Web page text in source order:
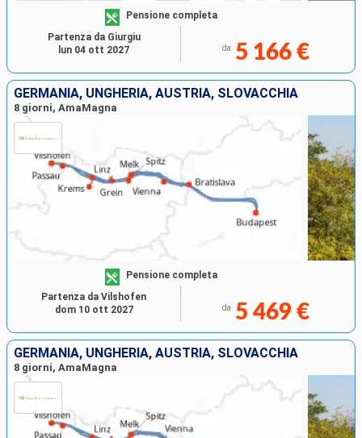
Pensione completa
da 5 166 €
Partenza da Giurgiu
lun 04 ott 2027
GERMANIA, UNGHERIA, AUSTRIA, SLOVACCHIA
8 giorni, AmaMagna
Pensione completa
da 5 469 €
Partenza da Vilshofen
dom 10 ott 2027
GERMANIA, UNGHERIA, AUSTRIA, SLOVACCHIA
8 giorni, AmaMagna